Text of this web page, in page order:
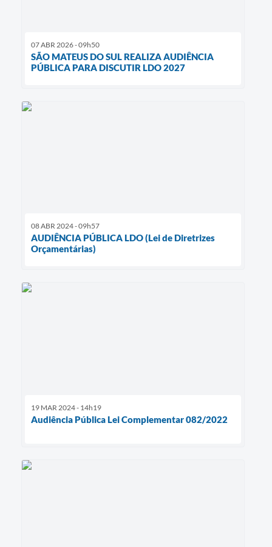
07 ABR 2026 - 09h50
SÃO MATEUS DO SUL REALIZA AUDIÊNCIA
PÚBLICA PARA DISCUTIR LDO 2027
08 ABR 2024 - 09h57
AUDIÊNCIA PÚBLICA LDO (Lei de Diretrizes
Orçamentárias)
19 MAR 2024 - 14h19
Audiência Pública Lei Complementar 082/2022